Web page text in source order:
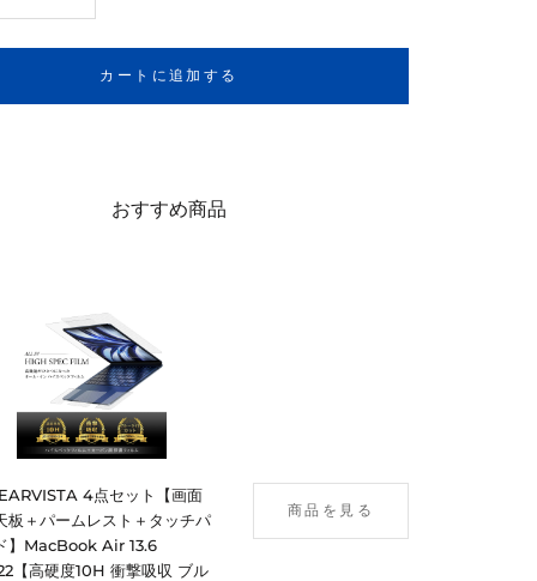
カートに追加する
おすすめ商品
4点セット【画面
板＋パームレスト＋タッチパ
】MacBook Air 13.6
【高硬度10H 衝撃吸収 ブル
商品を見る